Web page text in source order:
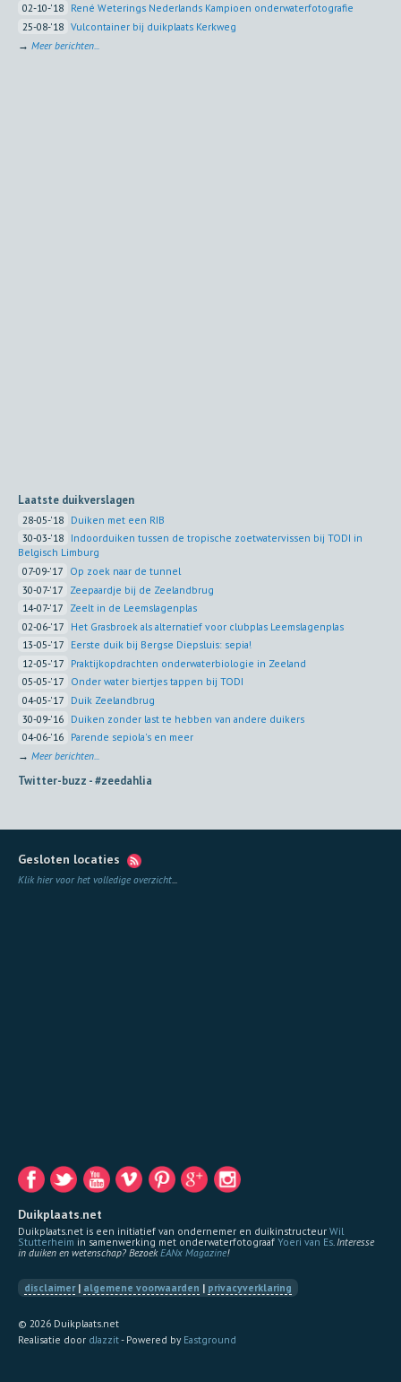
02-10-'18 René Weterings Nederlands Kampioen onderwaterfotografie
25-08-'18 Vulcontainer bij duikplaats Kerkweg
→ Meer berichten...
Laatste duikverslagen
28-05-'18 Duiken met een RIB
30-03-'18 Indoorduiken tussen de tropische zoetwatervissen bij TODI in
Belgisch Limburg
07-09-'17 Op zoek naar de tunnel
30-07-'17 Zeepaardje bij de Zeelandbrug
14-07-'17 Zeelt in de Leemslagenplas
02-06-'17 Het Grasbroek als alternatief voor clubplas Leemslagenplas
13-05-'17 Eerste duik bij Bergse Diepsluis: sepia!
12-05-'17 Praktijkopdrachten onderwaterbiologie in Zeeland
05-05-'17 Onder water biertjes tappen bij TODI
04-05-'17 Duik Zeelandbrug
30-09-'16 Duiken zonder last te hebben van andere duikers
04-06-'16 Parende sepiola's en meer
→ Meer berichten...
Twitter-buzz -#zeedahlia
Gesloten locaties
Klik hier voor het volledige overzicht
Duikplaats.net
Duikplaats.net is een initiatief van ondernemer en duikinstructeur Wil
Stutterheim in samenwerking met onderwaterfotograaf Yoeri van Es Interesse
in duiken en wetenschap? BezoekEANx Magazine!
disclaimer| algemene voorwaarden | privacyverklaring
© 2026 Duikplaats.net
Realisatie door dJazzit- Powered by Eastground